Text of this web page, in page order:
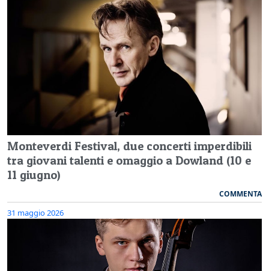
Monteverdi Festival, due concerti imperdibili
tra giovani talenti e omaggio a Dowland (10 e
11 giugno)
COMMENTA
31 maggio 2026